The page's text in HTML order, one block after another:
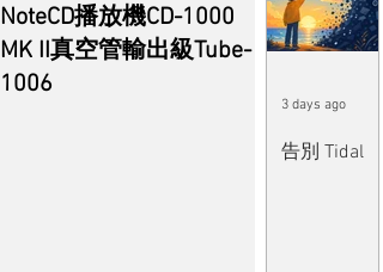
NoteCD播放機CD-1000
MK II真空管輸出級Tube-
1006
告別 Tidal
3 days ago